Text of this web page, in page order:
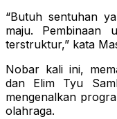
“Butuh sentuhan
maju. Pembinaan
terstruktur,” kata
Nobar kali ini,
dan Elim Tyu
mengenalkan
olahraga.